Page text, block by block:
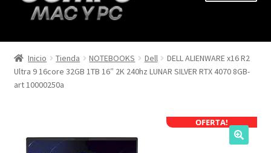
contenido
HOME
TIENDA
MI CUENTA
Inicio Tienda NOTEBOOKS Dell
DELL ALIENWARE x16 R2
Ultra 9 16core 32GB 1TB 16″ 2K 240hz LUNAR SILVER RTX 4070 8GB-
art 10000250a
OFERTA!